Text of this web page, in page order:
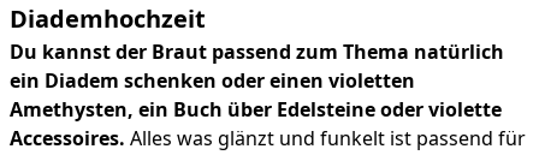
Diademhochzeit
Du kannst der Braut passend zum Thema natürlich
ein Diadem schenken oder einen violetten
Amethysten, ein Buch über Edelsteine oder violette
Accessoires. Alles was glänzt und funkelt ist passend für